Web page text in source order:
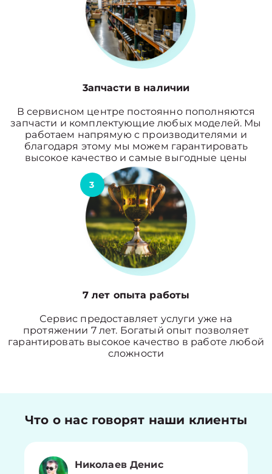
3апчасти в наличии
В сервисном центре постоянно пополняются
запчасти и комплектующие любых моделей. Мы
работаем напрямую с производителями и
благодаря этому мы можем гарантировать
высокое качество и самые выгодные цены
3
7 лет опыта работы
Сервис предоставляет услуги уже на
протяжении 7 лет. Богатый опыт позволяет
гарантировать высокое качество в работе любой
сложности
Что о нас говорят наши клиенты
Николаев Денис